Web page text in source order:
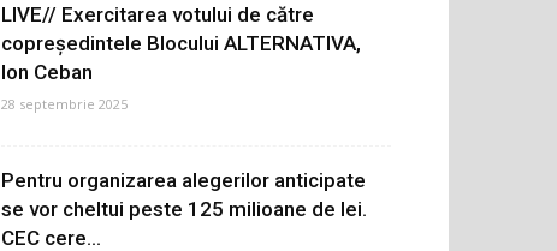
LIVE// Exercitarea votului de către
copreședintele Blocului ALTERNATIVA,
Ion Ceban
28 septembrie 2025
Pentru organizarea alegerilor anticipate
se vor cheltui peste 125 milioane de lei.
CEC cere...